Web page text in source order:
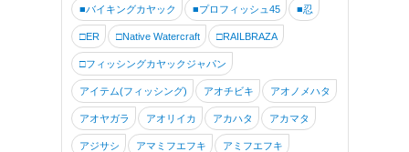
■バイキングカヤック ■プロフィッシュ45 ■忍
□ER □Native Watercraft □RAILBRAZA
□フィッシングカヤックジャパン
アイテム(フィッシング) アオチビキ アオノメハタ
アオヤガラ アオリイカ アカハタ アカマタ
アジサシ アマミフエフキ アミフエフキ